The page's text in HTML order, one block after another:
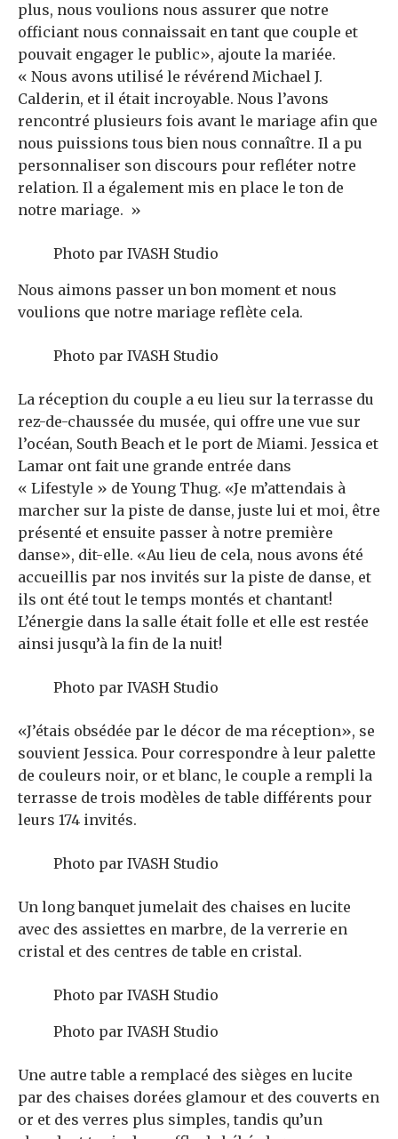
plus, nous voulions nous assurer que notre
officiant nous connaissait en tant que couple et
pouvait engager le public», ajoute la mariée.
« Nous avons utilisé le révérend Michael J.
Calderin, et il était incroyable. Nous l’avons
rencontré plusieurs fois avant le mariage afin que
nous puissions tous bien nous connaître. Il a pu
personnaliser son discours pour refléter notre
relation. Il a également mis en place le ton de
notre mariage. »
Photo par IVASH Studio
Nous aimons passer un bon moment et nous
voulions que notre mariage reflète cela.
Photo par IVASH Studio
La réception du couple a eu lieu sur la terrasse du
rez-de-chaussée du musée, qui offre une vue sur
l’océan, South Beach et le port de Miami. Jessica et
Lamar ont fait une grande entrée dans
« Lifestyle » de Young Thug. «Je m’attendais à
marcher sur la piste de danse, juste lui et moi, être
présenté et ensuite passer à notre première
danse», dit-elle. «Au lieu de cela, nous avons été
accueillis par nos invités sur la piste de danse, et
ils ont été tout le temps montés et chantant!
L’énergie dans la salle était folle et elle est restée
ainsi jusqu’à la fin de la nuit!
Photo par IVASH Studio
«J’étais obsédée par le décor de ma réception», se
souvient Jessica. Pour correspondre à leur palette
de couleurs noir, or et blanc, le couple a rempli la
terrasse de trois modèles de table différents pour
leurs 174 invités.
Photo par IVASH Studio
Un long banquet jumelait des chaises en lucite
avec des assiettes en marbre, de la verrerie en
cristal et des centres de table en cristal.
Photo par IVASH Studio
Photo par IVASH Studio
Une autre table a remplacé des sièges en lucite
par des chaises dorées glamour et des couverts en
or et des verres plus simples, tandis qu’un